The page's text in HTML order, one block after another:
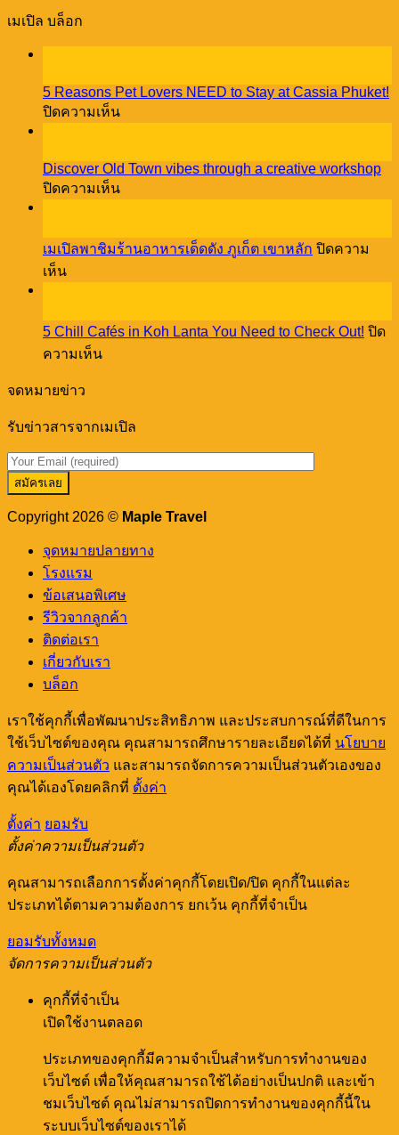
เมเปิล บล็อก
5 Reasons Pet Lovers NEED to Stay at Cassia Phuket!
ปิดความเห็นบน
Pet
Lovers
NEED
at
Cassia
Discover Old Town vibes through a creative workshop
ปิดความเห็นบน
Town
vibes
เมเปิลพาชิมร้านอาหารเด็ดดัง ภูเก็ต เขาหลัก ปิดความ
เห็นบน
พา
ชิม
ร้าน
เด็ด
ภูเก็ต
เขา
หลัก
5 Chill Cafés in Koh Lanta You Need to Check Out! ปิด
ความเห็นบน
Koh
Lanta
You
Check
จดหมายข่าว
รับข่าวสารจากเมเปิล
Copyright 2026 © Maple Travel
จุดหมายปลายทาง
โรงแรม
ข้อเสนอพิเศษ
รีวิวจากลูกค้า
ติดต่อเรา
เกี่ยวกับเรา
บล็อก
เราใช้คุกกี้เพื่อพัฒนาประสิทธิภาพ และประสบการณ์ที่ดีในการ
ใช้เว็บไซต์ของคุณ คุณสามารถศึกษารายละเอียดได้ที่ นโยบาย
ความเป็นส่วนตัว และสามารถจัดการความเป็นส่วนตัวเองของ
คุณได้เองโดยคลิกที่ ตั้งค่า
ตั้งค่า ยอมรับ
ตั้งค่าความเป็นส่วนตัว
คุณสามารถเลือกการตั้งค่าคุกกี้โดยเปิด/ปิด คุกกี้ในแต่ละ
ประเภทได้ตามความต้องการ ยกเว้น คุกกี้ที่จำเป็น
ยอมรับทั้งหมด
จัดการความเป็นส่วนตัว
คุกกี้ที่จำเป็น
เปิดใช้งานตลอด
ประเภทของคุกกี้มีความจำเป็นสำหรับการทำงานของ
เว็บไซต์ เพื่อให้คุณสามารถใช้ได้อย่างเป็นปกติ และเข้า
ชมเว็บไซต์ คุณไม่สามารถปิดการทำงานของคุกกี้นี้ใน
ระบบเว็บไซต์ของเราได้